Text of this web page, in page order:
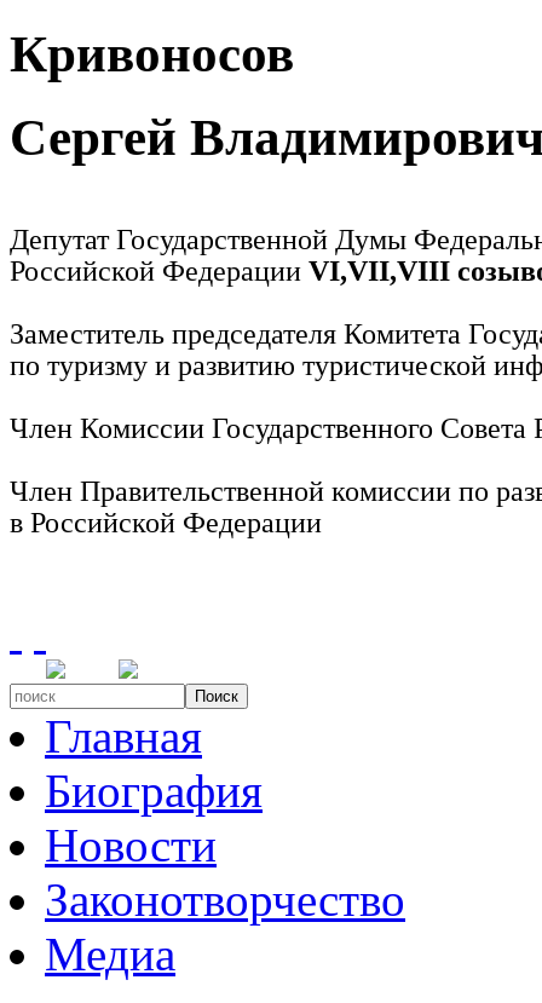
Кривоносов
Сергей
Депутат Государственной Думы
Российской Федерации VI,VII,VIII
Заместитель председателя Комитета
по туризму и развитию туристической
Член Комиссии Государственного
Член Правительственной комиссии по
в Российской Федерации
Поиск
Главная
Биография
Новости
Законотворчество
Медиа